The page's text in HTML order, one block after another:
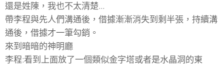
還是姓陳，我也不太清楚...
帶李程與先人們溝通後，借據漸漸消失到剩半張，持續溝
通後，借據才一筆勾銷。
來到暗暗的神明廳
李程:看到上面放了一個類似金字塔或者是水晶洞的東